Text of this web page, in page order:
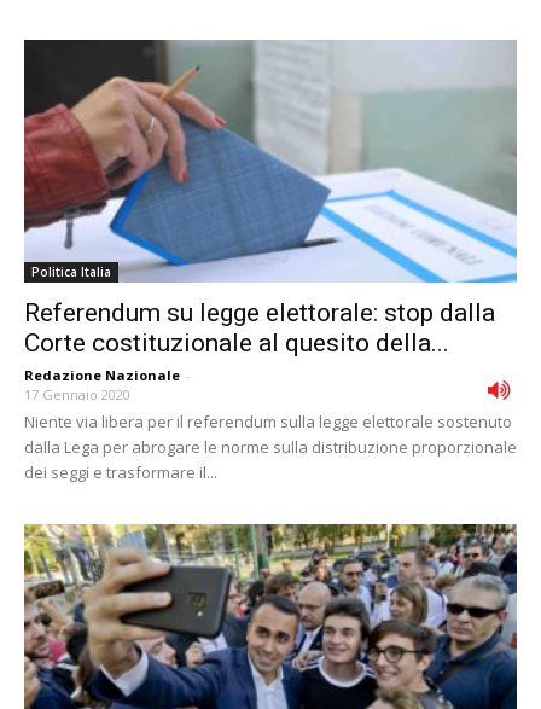
Politica Italia
Referendum su legge elettorale: stop dalla
Corte costituzionale al quesito della...
Redazione Nazionale -
17 Gennaio 2020
Niente via libera per il referendum sulla legge elettorale sostenuto
dalla Lega per abrogare le norme sulla distribuzione proporzionale
dei seggi e trasformare il...